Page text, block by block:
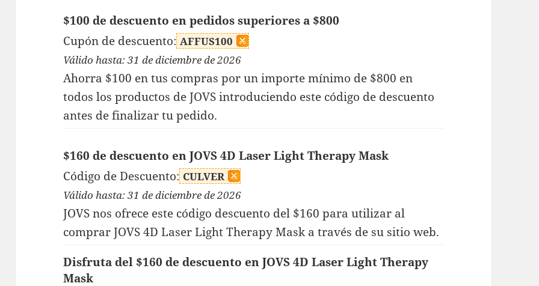
$100 de descuento en pedidos superiores a $800
Cupón de descuento: AFFUS100
Válido hasta: 31 de diciembre de 2026
Ahorra $100 en tus compras por un importe mínimo de $800 en
todos los productos de JOVS introduciendo este código de descuento
antes de finalizar tu pedido.
$160 de descuento en JOVS 4D Laser Light Therapy Mask
Código de Descuento: CULVER
Válido hasta: 31 de diciembre de 2026
JOVS nos ofrece este código descuento del $160 para utilizar al
comprar JOVS 4D Laser Light Therapy Mask a través de su sitio web.
Disfruta del $160 de descuento en JOVS 4D Laser Light Therapy
Mask